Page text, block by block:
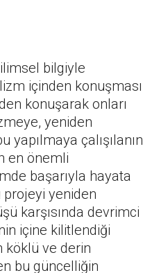
bilgiyle
içinden konuşması
konuşarak onları
yeniden
yapılmaya çalışılanın
en önemli
başarıyla hayata
projeyi yeniden
karşısında devrimci
içine kilitlendiği
köklü ve derin
bu güncelliğin